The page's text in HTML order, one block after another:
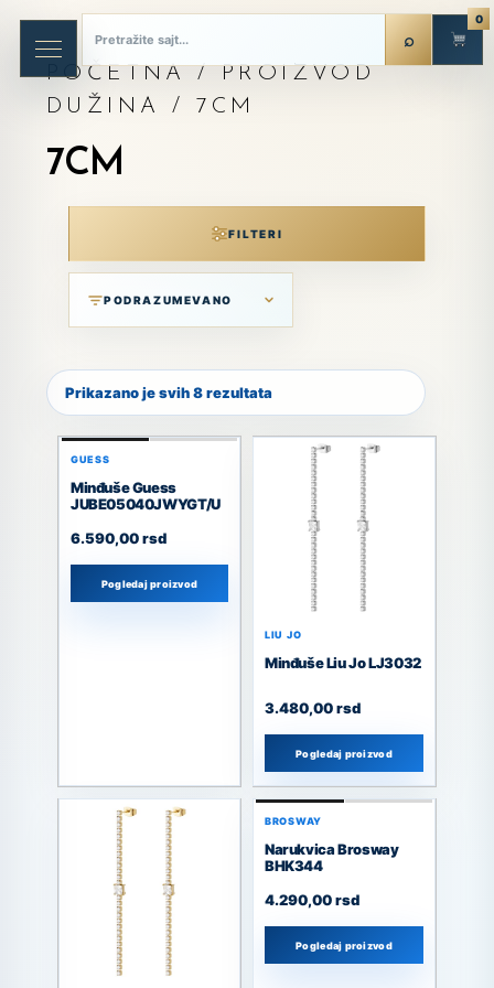
POČETNA
/ PROIZVOD
DUŽINA / 7CM
7CM
FILTERI
Prikazano je svih 8 rezultata
GUESS
Minđuše Guess
JUBE05040JWYGT/U
6.590,00rsd
Pogledaj proizvod
LIU JO
Minđuše Liu Jo LJ3032
3.480,00rsd
Pogledaj proizvod
BROSWAY
Narukvica Brosway
BHK344
4.290,00rsd
Pogledaj proizvod
0